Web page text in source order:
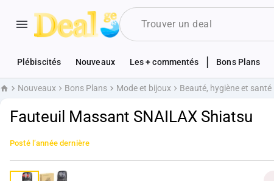
Plébiscités Nouveaux Les + commentés Bons Plans
AccueilNouveaux Bons Plans Mode et bijoux Beauté, hygiène et santé
Fauteuil Massant SNAILAX Shiatsu
Posté l’année dernière